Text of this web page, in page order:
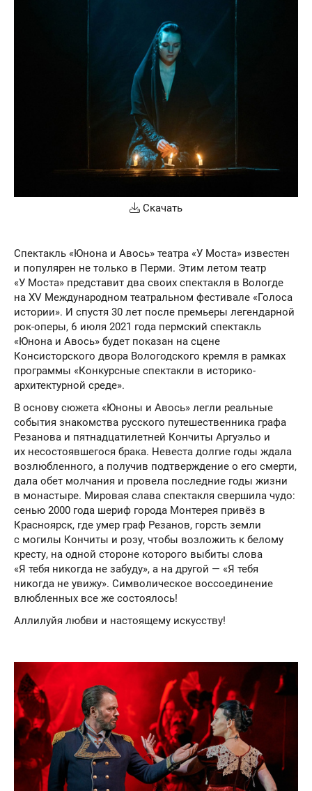
Скачать
Спектакль «Юнона и Авось» театра «У Моста» известен
и популярен не только в Перми. Этим летом театр
«У Моста» представит два своих спектакля в Вологде
на XV Международном театральном фестивале «Голоса
истории». И спустя 30 лет после премьеры легендарной
рок-оперы, 6 июля 2021 года пермский спектакль
«Юнона и Авось» будет показан на сцене
Консисторского двора Вологодского кремля в рамках
программы «Конкурсные спектакли в историко-
архитектурной среде».
В основу сюжета «Юноны и Авось» легли реальные
события знакомства русского путешественника графа
Резанова и пятнадцатилетней Кончиты Аргуэльо и
их несостоявшегося брака. Невеста долгие годы ждала
возлюбленного, а получив подтверждение о его смерти,
дала обет молчания и провела последние годы жизни
в монастыре. Мировая слава спектакля свершила чудо:
сенью 2000 года шериф города Монтерея привёз в
Красноярск, где умер граф Резанов, горсть земли
с могилы Кончиты и розу, чтобы возложить к белому
кресту, на одной стороне которого выбиты слова
«Я тебя никогда не забуду», а на другой — «Я тебя
никогда не увижу». Символическое воссоединение
влюбленных все же состоялось!
Аллилуйя любви и настоящему искусству!